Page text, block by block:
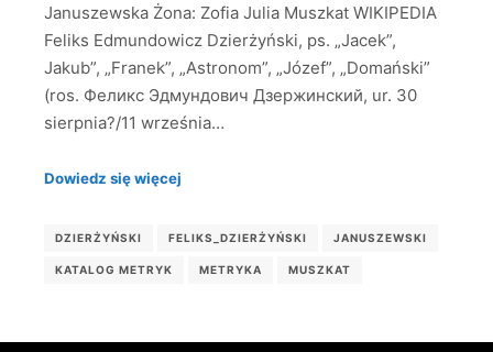
Januszewska Żona: Zofia Julia Muszkat WIKIPEDIA
Feliks Edmundowicz Dzierżyński, ps. „Jacek”,
Jakub”, „Franek”, „Astronom”, „Józef”, „Domański”
(ros. Феликс Эдмундович Дзержинский, ur. 30
sierpnia?/11 września…
Dowiedz się więcej
DZIERŻYŃSKI FELIKS_DZIERŻYŃSKI JANUSZEWSKI
KATALOG METRYK METRYKA MUSZKAT